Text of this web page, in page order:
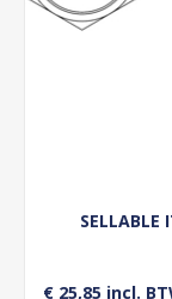
SELLABLE
€ 25,85 incl.